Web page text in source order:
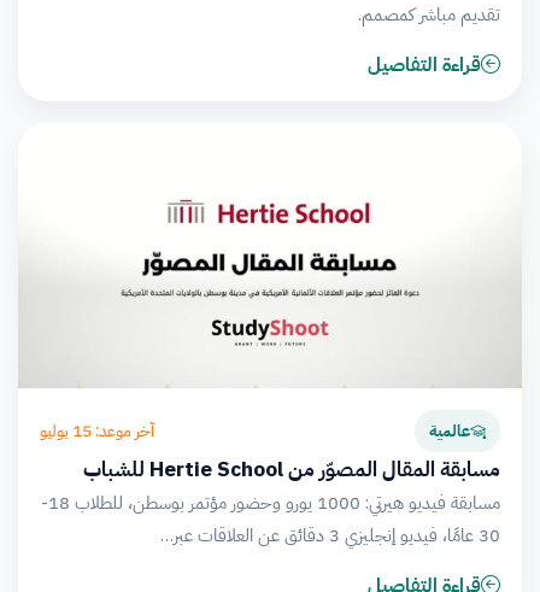
تقديم مباشر كمصمم.
قراءة التفاصيل
عالمية آخر موعد: 15 يوليو
مسابقة المقال المصوّر من Hertie School للشباب
مسابقة فيديو هيرتي: 1000 يورو وحضور مؤتمر بوسطن، للطلاب 18-
30 عامًا، فيديو إنجليزي 3 دقائق عن العلاقات عبر…